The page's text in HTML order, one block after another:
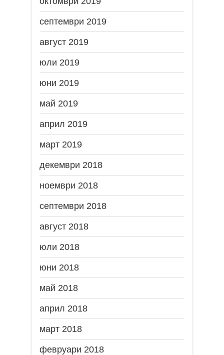
септември 2019
август 2019
юли 2019
юни 2019
май 2019
април 2019
март 2019
декември 2018
ноември 2018
септември 2018
август 2018
юли 2018
юни 2018
май 2018
април 2018
март 2018
февруари 2018